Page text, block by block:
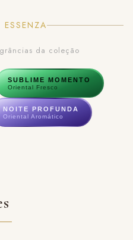
da coleção
SUBLIME MOMENTO
Oriental Fresco
NOITE PROFUNDA
Oriental Aromático